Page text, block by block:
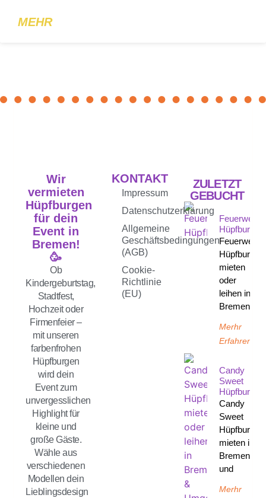
MEHR
Wir
vermieten
Hüpfburgen
für dein
Event in
Bremen!
🥳
Ob
Kindergeburtstag,
Stadtfest,
Hochzeit oder
Firmenfeier –
mit unseren
farbenfrohen
Hüpfburgen
wird dein
Event zum
unvergesslichen
Highlight für
kleine und
große Gäste.
Wähle aus
verschiedenen
Modellen dein
Lieblingsdesign
KONTAKT
Impressum
Datenschutzerklärung
Allgemeine
Geschäftsbedingungen
(AGB)
Cookie-
Richtlinie
(EU)
ZULETZT
GEBUCHT
Feuerwehr
Hüpfburg
Feuerwehr
Hüpfburg
mieten
oder
leihen in
Bremen
Merhr
Erfahren
Candy
Sweet
Hüpfburg
Candy
Sweet
Hüpfburg
mieten in
Bremen
und
Merhr